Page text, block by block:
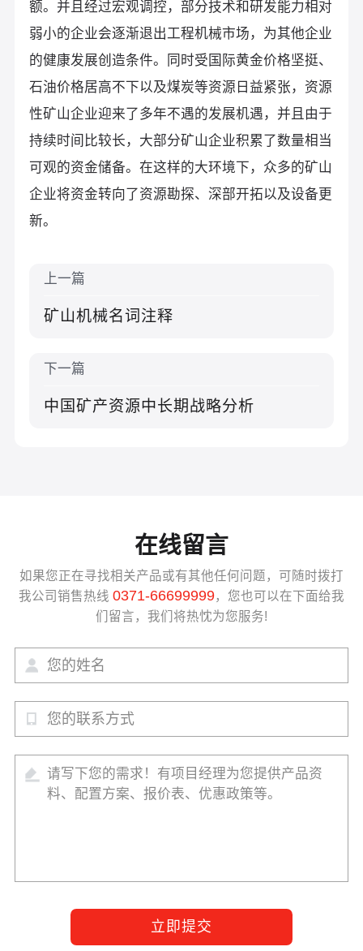
额。并且经过宏观调控，部分技术和研发能力相对
弱小的企业会逐渐退出工程机械市场，为其他企业
的健康发展创造条件。同时受国际黄金价格坚挺、
石油价格居高不下以及煤炭等资源日益紧张，资源
性矿山企业迎来了多年不遇的发展机遇，并且由于
持续时间比较长，大部分矿山企业积累了数量相当
可观的资金储备。在这样的大环境下，众多的矿山
企业将资金转向了资源勘探、深部开拓以及设备更
新。
上一篇
矿山机械名词注释
下一篇
中国矿产资源中长期战略分析
在线留言
如果您正在寻找相关产品或有其他任何问题，可随时拨打
我公司销售热线 0371-66699999，您也可以在下面给我
们留言，我们将热忱为您服务!
立即提交